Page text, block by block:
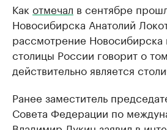
Как отмечал в сентябре
Новосибирска Анатолий
рассмотрение Новосибирска
столицы России говорит о
действительно является
Ранее заместитель
Совета Федерации по